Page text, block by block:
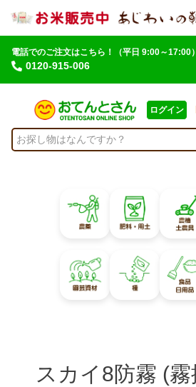
電話でのご注文はこちら！
0120-915-006
（平日 9:00～17:00）
ログイン
スカイ8防霧 (